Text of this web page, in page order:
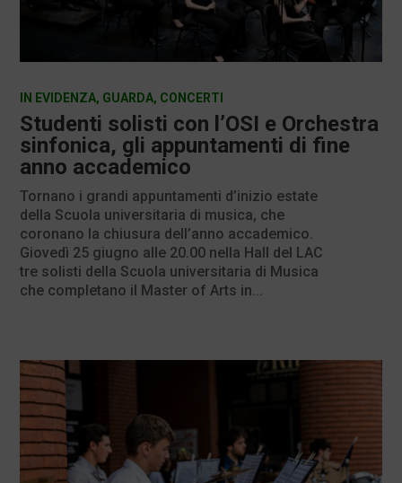
Studenti solisti con l’OSI e Orchestra
sinfonica, gli appuntamenti di fine
anno accademico
IN EVIDENZA, GUARDA, CONCERTI
Tornano i grandi appuntamenti d’inizio estate
della Scuola universitaria di musica, che
coronano la chiusura dell’anno accademico.
Giovedì 25 giugno alle 20.00 nella Hall del LAC
tre solisti della Scuola universitaria di Musica
che completano il Master of Arts in...